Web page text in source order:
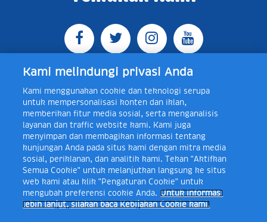
Jl. Raya Bogor KM 5, Pasar Rebo, Jakarta Timur,
Indonesia 13760
Telp +62 21 8410945 | PO BOX
4074 Jakarta 13760 Indonesia
Toll Free Layanan Peduli Frisian Flag 0-80018-21-406;
Senin - Jumat, 08:00 - 16:30 WIB, E-mail:
layanan.peduli@frieslandcampina.com
Frisian Flag Indonesia is a subsidiary of Royal FrieslandCampina N.V.
Copyright © 2017. All rights reserved.
Kami melindungi privasi Anda
Kami menggunakan cookie dan teknologi serupa
untuk mempersonalisasi konten dan iklan,
memberikan fitur media sosial, serta menganalisis
layanan dan traffic website kami. Kami juga
menyimpan dan membagikan informasi tentang
kunjungan Anda pada situs kami dengan mitra media
sosial, periklanan, dan analitik kami. Tekan "Aktifkan
Semua Cookie" untuk melanjutkan langsung ke situs
web kami atau klik "Pengaturan Cookie" untuk
mengubah preferensi cookie Anda.
Untuk informasi
lebih lanjut, silakan baca Kebijakan Cookie kami.